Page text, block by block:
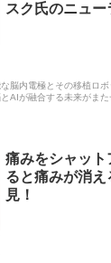
スク氏のニュ
脳内電極とその移植ロ
AIが融合する未来がまた
痛みをシャッ
ると痛みが消
見！